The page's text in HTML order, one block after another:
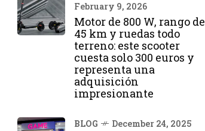
February 9, 2026
Motor de 800 W, rango de
45 km y ruedas todo
terreno: este scooter
cuesta solo 300 euros y
representa una
adquisición
impresionante
BLOG December 24, 2025